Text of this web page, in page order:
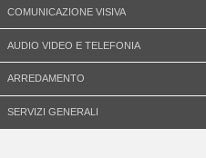
COMUNICAZIONE VISIVA
AUDIO VIDEO E TELEFONIA
ARREDAMENTO
SERVIZI GENERALI